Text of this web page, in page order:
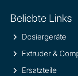
Beliebte Links
Dosiergeräte
Extruder &
Ersatzteile